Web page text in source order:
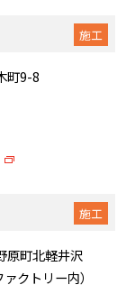
施工
町9-8
施工
原町北軽井沢
クトリー内）